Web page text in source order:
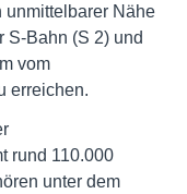
unmittelbarer Nähe
S-Bahn (S 2) und
vom
erreichen.
rund 110.000
unter dem